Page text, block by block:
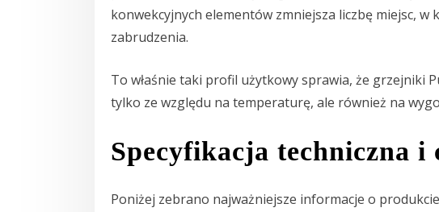
konwekcyjnych elementów zmniejsza liczbę miejsc, w
zabrudzenia.
To właśnie taki profil użytkowy sprawia, że grzejniki
tylko ze względu na temperaturę, ale również na
Specyfikacja techniczna i
Poniżej zebrano najważniejsze informacje o produkcie